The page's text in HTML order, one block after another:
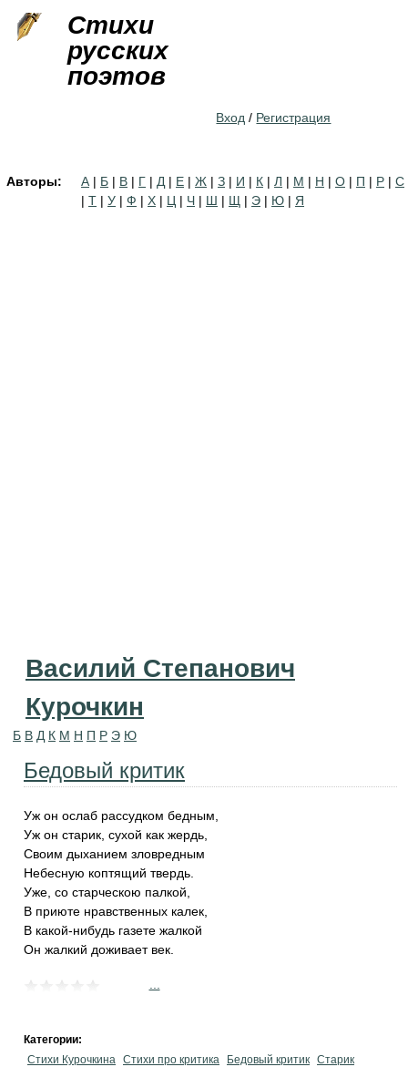
Стихи
русских
поэтов
Вход / Регистрация
Авторы: А | Б | В | Г | Д | Е | Ж | З | И | К | Л | М | Н | О | П | Р | С
| Т | У | Ф | Х | Ц | Ч | Ш | Щ | Э | Ю | Я
Василий Степанович
Курочкин
Б В Д К М Н П Р Э Ю
Бедовый критик
Уж он ослаб рассудком бедным,
Уж он старик, сухой как жердь,
Своим дыханием зловредным
Небесную коптящий твердь.
Уже, со старческою палкой,
В приюте нравственных калек,
В какой-нибудь газете жалкой
Он жалкий доживает век.
Категории:
Стихи Курочкина Стихи про критика Бедовый критик Старик